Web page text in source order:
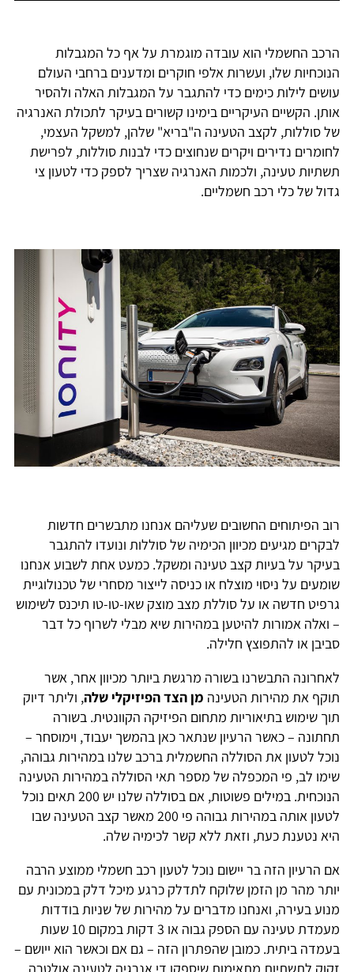
הרכב החשמלי הוא עובדה מוגמרת על אף כל המגבלות
הנוכחיות שלו, ועשרות אלפי חוקרים ומדענים ברחבי העולם
עושים לילות כימים כדי להתגבר על המגבלות האלה ולהסיר
אותן. הקשיים העיקריים בימינו קשורים בעיקר לתכולת האנרגיה
של סוללות, לקצב הטעינה ה"בריא" שלהן, למשקל העצמי,
לחומרים נדירים ויקרים שנחוצים כדי לבנות סוללות, לפרישת
תשתיות טעינה, ולכמות האנרגיה שצריך לספק כדי לטעון צי
גדול של כלי רכב חשמליים.
רוב הפיתוחים החשובים שעליהם אנחנו מתבשרים חדשות
לבקרים מגיעים מכיוון הכימיה של סוללות ונועדו להתגבר
בעיקר על בעיות קצב טעינה ומשקל. כמעט אחת לשבוע אנחנו
שומעים על ניסוי מוצלח או כניסה לייצור מסחרי של טכנולוגיית
גרפיט חדשה או על סוללת מצב מוצק שאו-טו-טו תיכנס לשימוש
– ואלה אמורות להיטען במהירות שיא מבלי לשרוף כל דבר
סביבן או להתפוצץ חלילה.
לאחרונה התבשרנו בשורה מרגשת ביותר מכיוון אחר, אשר
תוקף את מהירות הטעינה מן הצד הפיזיקלי שלה, וליתר דיוק
תוך שימוש בתיאוריות מתחום הפיזיקה הקוונטית. בשורה
תחתונה – כאשר הרעיון שנתאר כאן בהמשך יעבוד, וימוסחר –
נוכל לטעון את הסוללה החשמלית ברכב שלנו במהירות גבוהה,
שימו לב, פי המכפלה של מספר תאי הסוללה במהירות הטעינה
הנוכחית. במילים פשוטות, אם בסוללה שלנו יש 200 תאים נוכל
לטעון אותה במהירות גבוהה פי 200 מאשר קצב הטעינה שבו
היא נטענת כעת, וזאת ללא קשר לכימיה שלה.
אם הרעיון הזה בר יישום נוכל לטעון רכב חשמלי ממוצע הרבה
יותר מהר מן הזמן שלוקח לתדלק כרגע מיכל דלק במכונית עם
מנוע בעירה, ואנחנו מדברים על מהירות של שניות בודדות
מעמדת טעינה עם הספק גבוה או 3 דקות במקום 10 שעות
בעמדה ביתית. כמובן שהפתרון הזה – גם אם וכאשר הוא ייושם –
זקוק לתשתיות מתאימות שיספקו די אנרגיה לטעינה אולטרה